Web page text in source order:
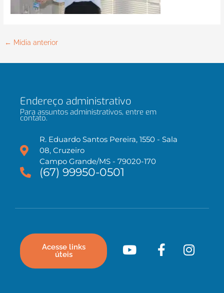
← Mídia anterior
Endereço administrativo
Para assuntos administrativos, entre em
contato.
R. Eduardo Santos Pereira, 1550 - Sala
08, Cruzeiro
Campo Grande/MS - 79020-170
(67) 99950-0501
Acesse links
úteis